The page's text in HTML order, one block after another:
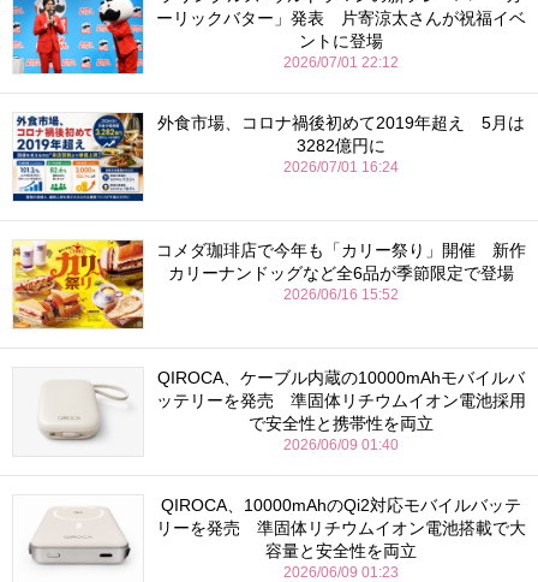
ーリックバター」発表 片寄涼太さんが祝福イベ
ントに登場
2026/07/01 22:12
外食市場、コロナ禍後初めて2019年超え 5月は
3282億円に
2026/07/01 16:24
コメダ珈琲店で今年も「カリー祭り」開催 新作
カリーナンドッグなど全6品が季節限定で登場
2026/06/16 15:52
QIROCA、ケーブル内蔵の10000mAhモバイルバ
ッテリーを発売 準固体リチウムイオン電池採用
で安全性と携帯性を両立
2026/06/09 01:40
QIROCA、10000mAhのQi2対応モバイルバッテ
リーを発売 準固体リチウムイオン電池搭載で大
容量と安全性を両立
2026/06/09 01:23